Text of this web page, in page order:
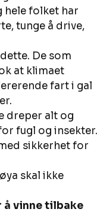
hele folket har
tunge å drive,
De som
at klimaet
fart i gal
dreper alt og
fugl og insekter.
sikkerhet for
skal ikke
å vinne tilbake